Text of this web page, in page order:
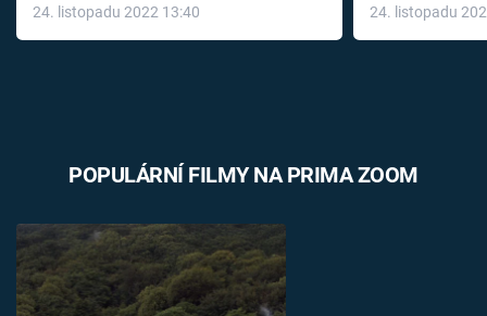
24. listopadu 2022 13:40
léky
24. listopadu
POPULÁRNÍ FILMY NA PRIMA ZOOM